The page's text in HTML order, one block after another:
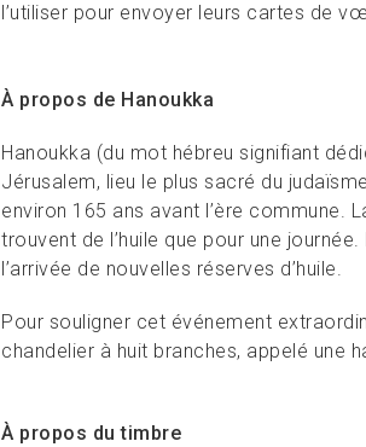
l’utiliser pour envoyer leurs cartes de
À propos de Hanoukka
Hanoukka (du mot hébreu signifiant
Jérusalem, lieu le plus sacré du
environ 165 ans avant l’ère commune.
trouvent de l’huile que pour une
l’arrivée de nouvelles réserves d’huile.
Pour souligner cet événement
chandelier à huit branches, appelé une
À propos du timbre